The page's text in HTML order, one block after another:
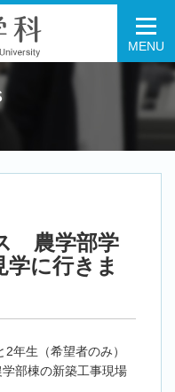
MENU
農学部学
学に行きま
年生（希望者のみ）
部棟の新築工事現場